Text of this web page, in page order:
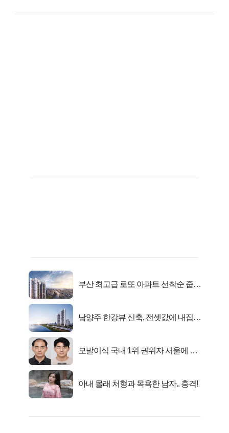
부산 최고급 로또 아파트 선착순 줍줍
남양주 한강뷰 신축, 전셋값에 내집마
모발이식 국내 1위 권위자 서울에 있
아내 몰래 처형과 목욕한 남자.. 충격!